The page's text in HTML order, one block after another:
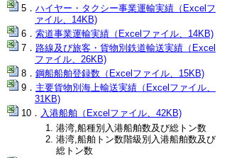
ハイヤー・タクシー事業運輸実績（Excelフ
ァイル、14KB)
索道事業運輸実績（Excelファイル、14KB)
路線及び旅客・貨物別鉄道輸送実績（Excel
ファイル、26KB)
鋼船船舶登録数（Excelファイル、15KB)
主要貨物別海上輸送実績（Excelファイル、
31KB)
入港船舶（Excelファイル、42KB)
港湾,船種別入港船舶数及び総トン数
港湾,船舶トン数階級別入港船舶数及び
総トン数